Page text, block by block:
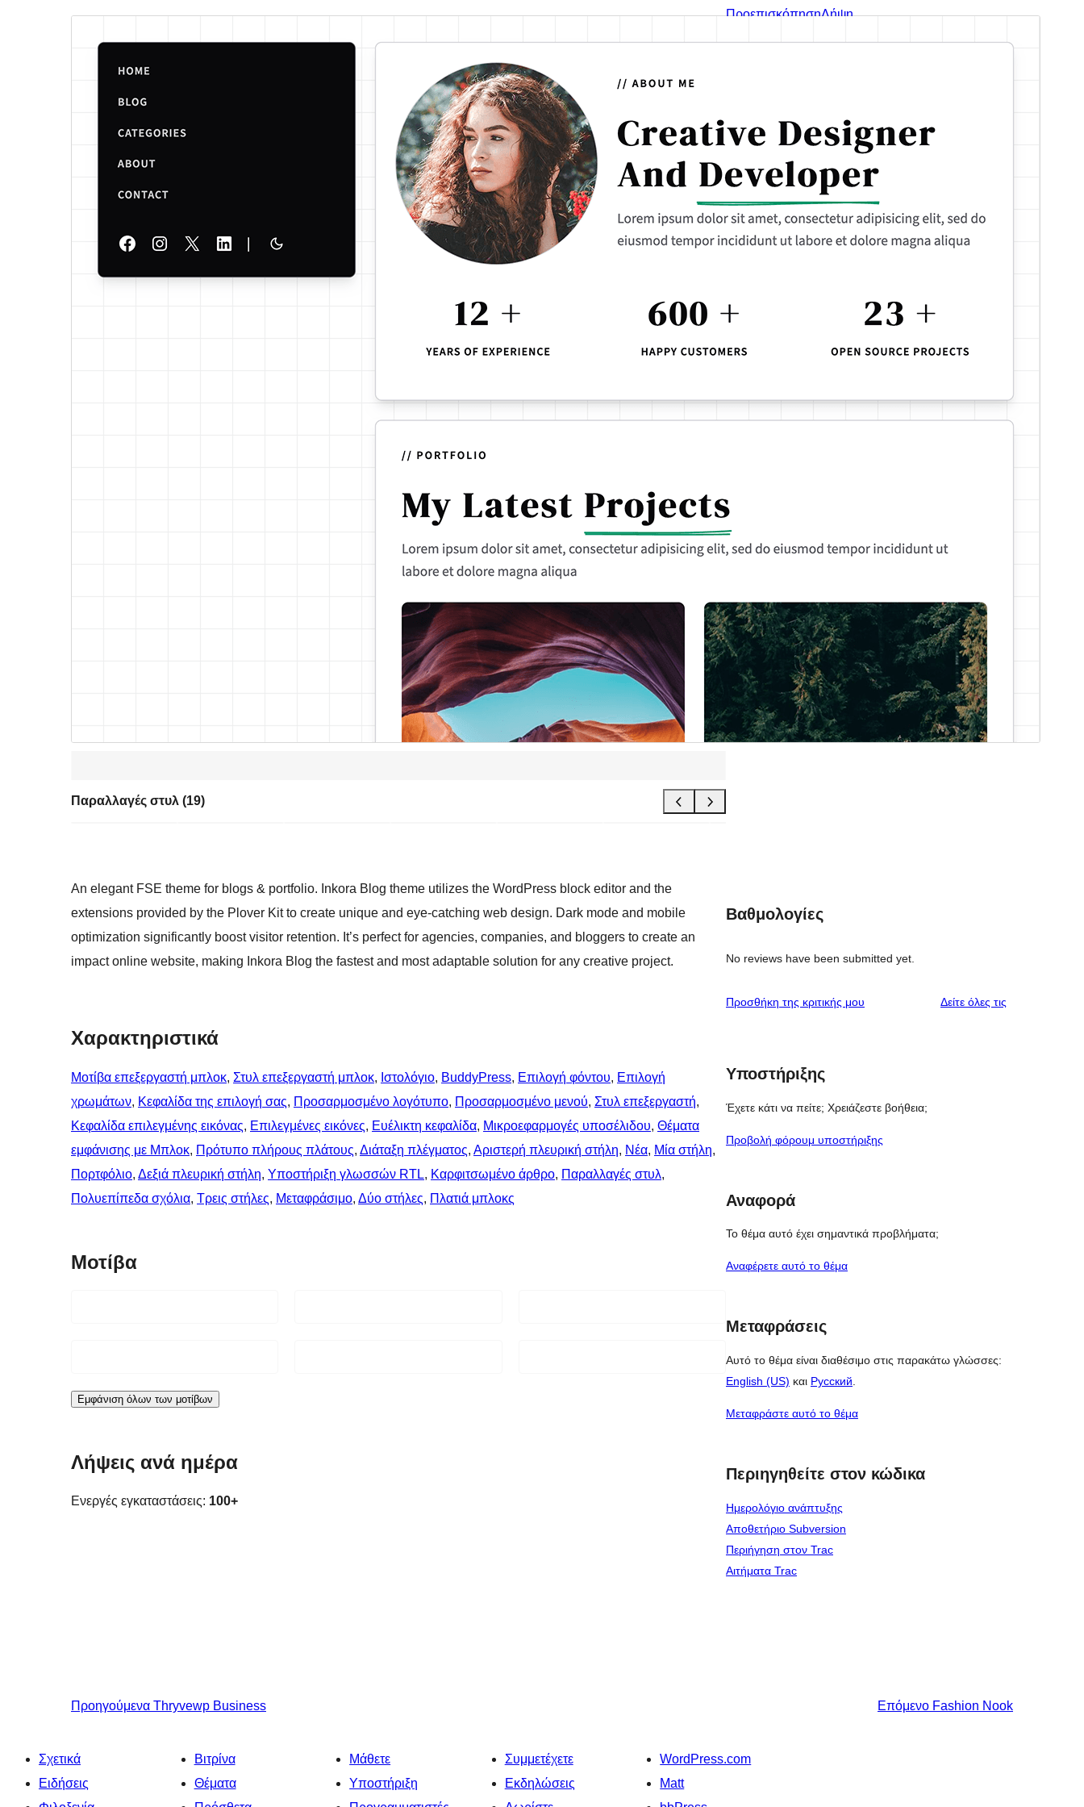
Παραλλαγές στυλ (19)
ΠροεπισκόπησηΛήψη
Τελευταία ενημέρωση
Ενεργές εγκαταστάσεις
Έκδοση WordPress
Αρχική σελίδα θέματος
An elegant FSE theme for blogs & portfolio. Inkora Blog theme utilizes the WordPress block editor and the
extensions provided by the Plover Kit to create unique and eye-catching web design. Dark mode and mobile
optimization significantly boost visitor retention. It’s perfect for agencies, companies, and bloggers to create an
impact online website, making Inkora Blog the fastest and most adaptable solution for any creative project.
Χαρακτηριστικά
Μοτίβα επεξεργαστή μπλοκ, Στυλ επεξεργαστή μπλοκ, Ιστολόγιο, BuddyPress, Επιλογή φόντου, Επιλογή
χρωμάτων, Κεφαλίδα της επιλογή σας, Προσαρμοσμένο λογότυπο, Προσαρμοσμένο μενού, Στυλ επεξεργαστή
Κεφαλίδα επιλεγμένης εικόνας, Επιλεγμένες εικόνες, Ευέλικτη κεφαλίδα, Μικροεφαρμογές υποσέλιδου, Θέματα
εμφάνισης με Μπλοκ, Πρότυπο πλήρους πλάτους, Διάταξη πλέγματος, Αριστερή πλευρική στήλη, Νέα, Μία στήλη
Πορτφόλιο, Δεξιά πλευρική στήλη, Υποστήριξη γλωσσών RTL, Καρφιτσωμένo άρθρo, Παραλλαγές στυλ
Πολυεπίπεδα σχόλια, Τρεις στήλες, Μεταφράσιμο, Δύο στήλες, Πλατιά μπλοκς
Μοτίβα
Εμφάνιση όλων των μοτίβων
Λήψεις ανά ημέρα
Ενεργές εγκαταστάσεις: 100+
Βαθμολογίες
No reviews have been submitted yet.
Προσθήκη της κριτικής μου Δείτε όλες τις
Υποστήριξης
Έχετε κάτι να πείτε; Χρειάζεστε βοήθεια;
Προβολή φόρουμ υποστήριξης
Αναφορά
Το θέμα αυτό έχει σημαντικά προβλήματα;
Αναφέρετε αυτό το θέμα
Μεταφράσεις
Αυτό το θέμα είναι διαθέσιμο στις παρακάτω γλώσσες:
English (US) και Русский
Μεταφράστε αυτό το θέμα
Περιηγηθείτε στον κώδικα
Ημερολόγιο ανάπτυξης
Αποθετήριο Subversion
Περιήγηση στον Trac
Αιτήματα Trac
Προηγούμενα Thryvewp Business Επόμενο Fashion Nook
Σχετικά
Ειδήσεις
Βιτρίνα
Θέματα
Μάθετε
Υποστήριξη
Συμμετέχετε
Εκδηλώσεις
WordPress.com
Matt